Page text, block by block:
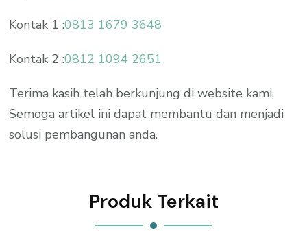
Kontak 1 :0813 1679 3648
Kontak 2 :0812 1094 2651
Terima kasih telah berkunjung di website kami,
Semoga artikel ini dapat membantu dan menjadi
solusi pembangunan anda.
Produk Terkait